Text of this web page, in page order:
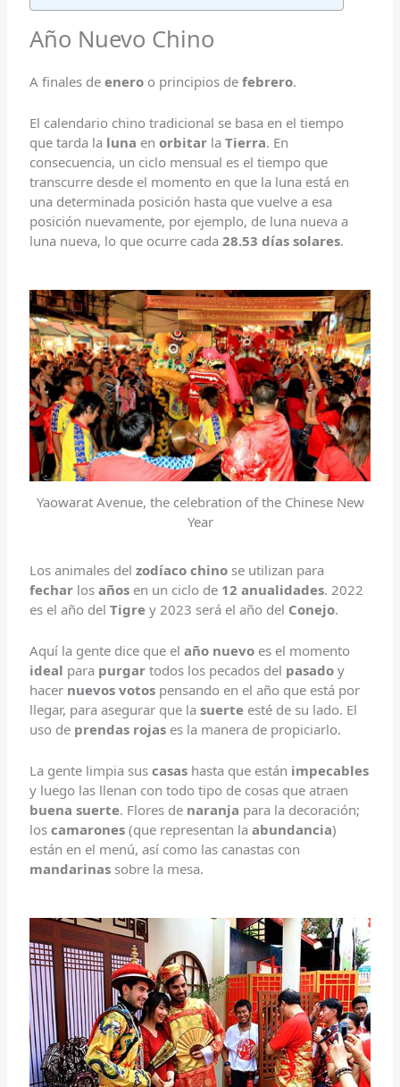
Año Nuevo Chino
A finales deenero o principios defebrero.
El calendario chino tradicional se basa en el tiempo
que tarda la luna enorbitar laTierra. En
consecuencia, un ciclo mensual es el tiempo que
transcurre desde el momento en que la luna está en
una determinada posición hasta que vuelve a esa
posición nuevamente, por ejemplo, de luna nueva a
luna nueva, lo que ocurre cada28.53 días solares.
Yaowarat Avenue, the celebration of the Chinese New
Year
Los animales delzodíaco chino se utilizan para
fechar losaños en un ciclo de 12 anualidades. 2022
es el año delTigre y 2023 será el año del Conejo.
Aquí la gente dice que el año nuevo es el momento
ideal para purgar todos los pecados del pasado y
hacer nuevos votos pensando en el año que está por
llegar, para asegurar que lasuerte esté de su lado. El
uso de prendas rojas es la manera de propiciarlo.
La gente limpia suscasas hasta que están impecables
y luego las llenan con todo tipo de cosas que atraen
buena suerte. Flores de naranja para la decoración;
loscamarones (que representan laabundancia)
están en el menú, así como las canastas con
mandarinas sobre la mesa.